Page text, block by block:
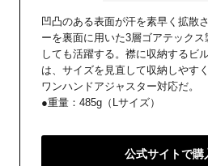
凹凸のある表面が汗を素早く拡散
ーを裏面に用いた3層ゴアテック
しても活躍する。襟に収納するビ
は、サイズを見直して収納しやす
ワンハンドアジャスター対応だ。
●重量：485g（Lサイズ）
公式サイトで購